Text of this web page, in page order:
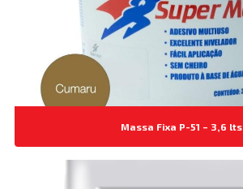
Massa Fixa P-51 – 3,6 lts